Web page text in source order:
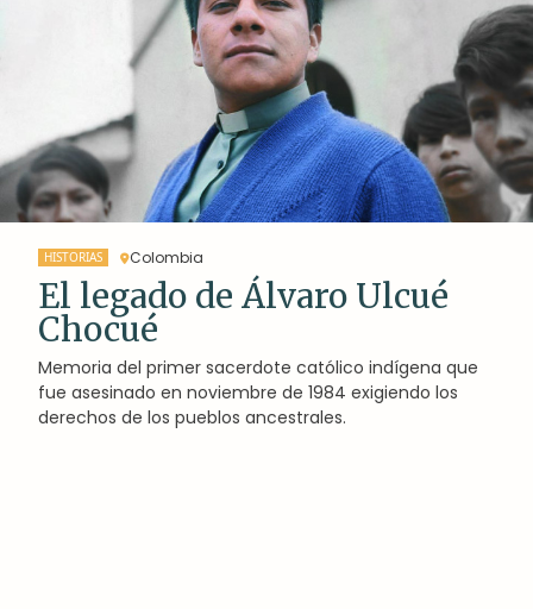
HISTORIAS Colombia
El legado de Álvaro Ulcué
Chocué
Memoria del primer sacerdote católico indígena que
fue asesinado en noviembre de 1984 exigiendo los
derechos de los pueblos ancestrales.